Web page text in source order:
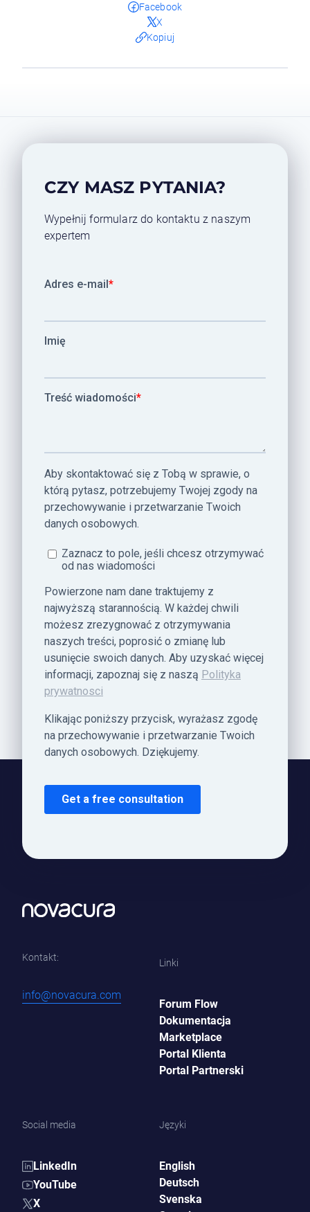
Facebook
X
Kopiuj
CZY MASZ PYTANIA?
Wypełnij formularz do kontaktu z naszym
expertem
Kontakt:
info@novacura.com
Linki
Forum Flow
Dokumentacja
Marketplace
Portal Klienta
Portal Partnerski
Social media
LinkedIn
YouTube
X
Języki
English
Deutsch
Svenska